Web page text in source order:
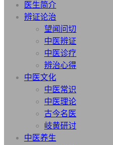
医生简介
辨证论治
望闻问切
中医辨证
中医诊疗
辨治心得
中医文化
中医常识
中医理论
古今名医
岐黄研讨
中医养生